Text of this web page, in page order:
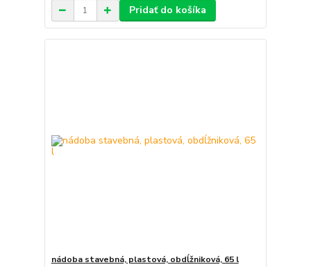
Pridať do košíka
nádoba stavebná, plastová, obdĺžniková, 65 l